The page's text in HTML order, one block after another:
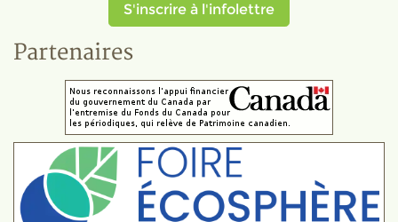
S'inscrire à l'infolettre
Partenaires